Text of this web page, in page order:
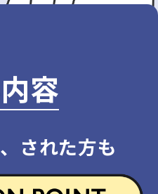
容
された方も